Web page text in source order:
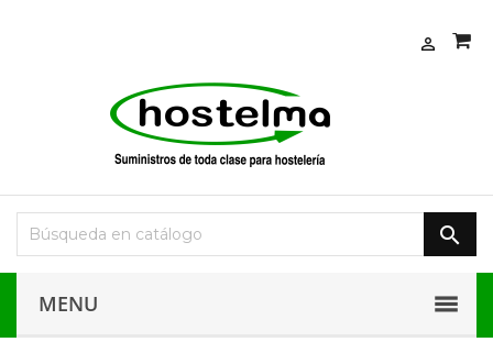


MENU